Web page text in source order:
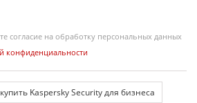
согласие на обработку персональных данных
конфиденциальности
купить Kaspersky Security для бизнеса